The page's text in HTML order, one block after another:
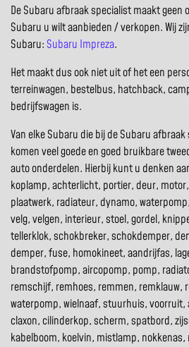
De Subaru afbraak specialist maakt geen
Subaru u wilt aanbieden / verkopen. Wij
Subaru: Subaru Impreza.
Het maakt dus ook niet uit of het een
terreinwagen, bestelbus, hatchback,
bedrijfswagen is.
Van elke Subaru die bij de Subaru
komen veel goede en goed bruikbare
auto onderdelen. Hierbij kunt u denken
koplamp, achterlicht, portier, deur,
plaatwerk, radiateur, dynamo,
velg, velgen, interieur, stoel, gordel,
tellerklok, schokbreker, schokdemper,
demper, fuse, homokineet, aandrijfas,
brandstofpomp, aircopomp, pomp,
remschijf, remhoes, remmen, remklauw,
waterpomp, wielnaaf, stuurhuis,
claxon, cilinderkop, scherm, spatbord,
kabelboom, koelvin, mistlamp, nokkenas,